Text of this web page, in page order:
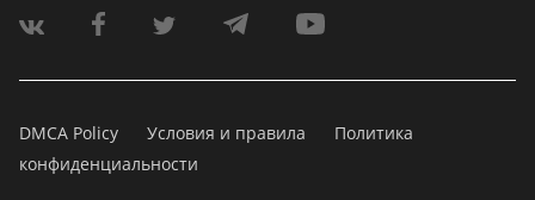
DMCA Policy Условия и правила
Политика
конфиденциальности